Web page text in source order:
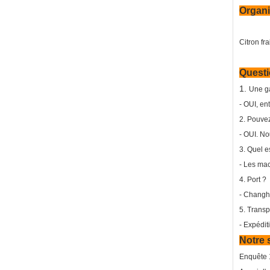
Citron
1.
Une
- OUI,
2.
- OUI.
3. Quel
- Les
4. Port ?
-
5.
-
Notre
Enquête